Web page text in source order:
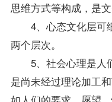
思维方式等构成，是文
4、心态文化层可
两个层次。
5、社会心理是人
是尚未经过理论加工